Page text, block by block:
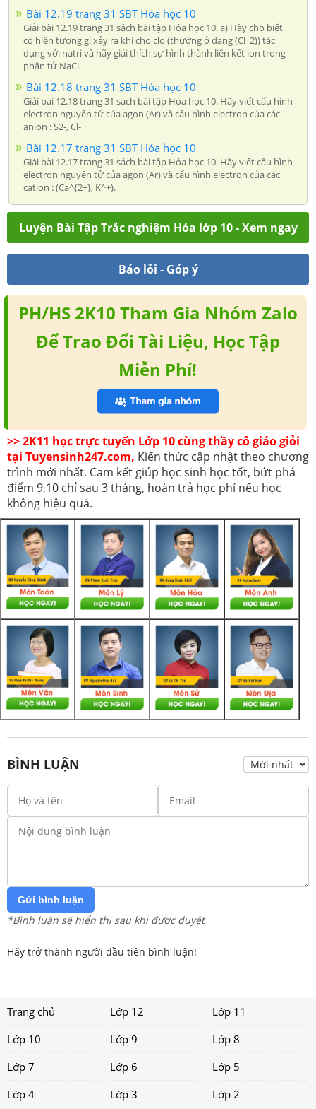
Bài 12.19 trang 31 SBT Hóa học 10
Giải bài 12.19 trang 31 sách bài tập Hóa học 10. a) Hãy cho biết
có hiện tượng gì xảy ra khi cho clo (thường ở dạng (Cl_2)) tác
dụng với natri và hãy giải thích sự hình thành liên kết ion trong
phân tử NaCl
Bài 12.18 trang 31 SBT Hóa học 10
Giải bài 12.18 trang 31 sách bài tập Hóa học 10. Hãy viết cấu hình
electron nguyên tử của agon (Ar) và cấu hình electron của các
anion : S2-, Cl-
Bài 12.17 trang 31 SBT Hóa học 10
Giải bài 12.17 trang 31 sách bài tập Hóa học 10. Hãy viết cấu hình
electron nguyên tử của agon (Ar) và cấu hình electron của các
cation : (Ca^{2+}, K^+).
Luyện Bài Tập Trắc nghiệm Hóa lớp 10 - Xem ngay
Báo lỗi - Góp ý
PH/HS 2K10 Tham Gia Nhóm Zalo
Để Trao Đổi Tài Liệu, Học Tập
Miễn Phí!
>> 2K11 học trực tuyến Lớp 10 cùng thầy cô giáo giỏi
tại Tuyensinh247.com, Kiến thức cập nhật theo chương
trình mới nhất. Cam kết giúp học sinh học tốt, bứt phá
điểm 9,10 chỉ sau 3 tháng, hoàn trả học phí nếu học
không hiệu quả.
BÌNH LUẬN
Gửi bình luận
*Bình luận sẽ hiển thị sau khi được duyệt
Hãy trở thành người đầu tiên bình luận!
Trang chủ Lớp 12
Lớp 11
Lớp 10
Lớp 9
Lớp 8
Lớp 7
Lớp 6
Lớp 5
Lớp 4
Lớp 3 Lớp 2